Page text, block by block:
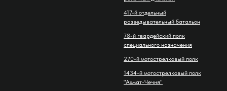
417-й отдельный
разведывательный батальон
78-й гвардейский полк
специального назначения
270-й мотострелковый полк
1434-й мотострелковый полк
"Ахмат-Чечня"